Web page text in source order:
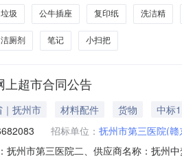
垃圾 公牛插座 复印纸 洗洁精
洁厕剂 笔记 小扫把
上超市合同公告
抚州市 材料配件 货物
中标
招标单位： 抚州市第三医院(
抚州市第三医院二、供应商名称：抚州